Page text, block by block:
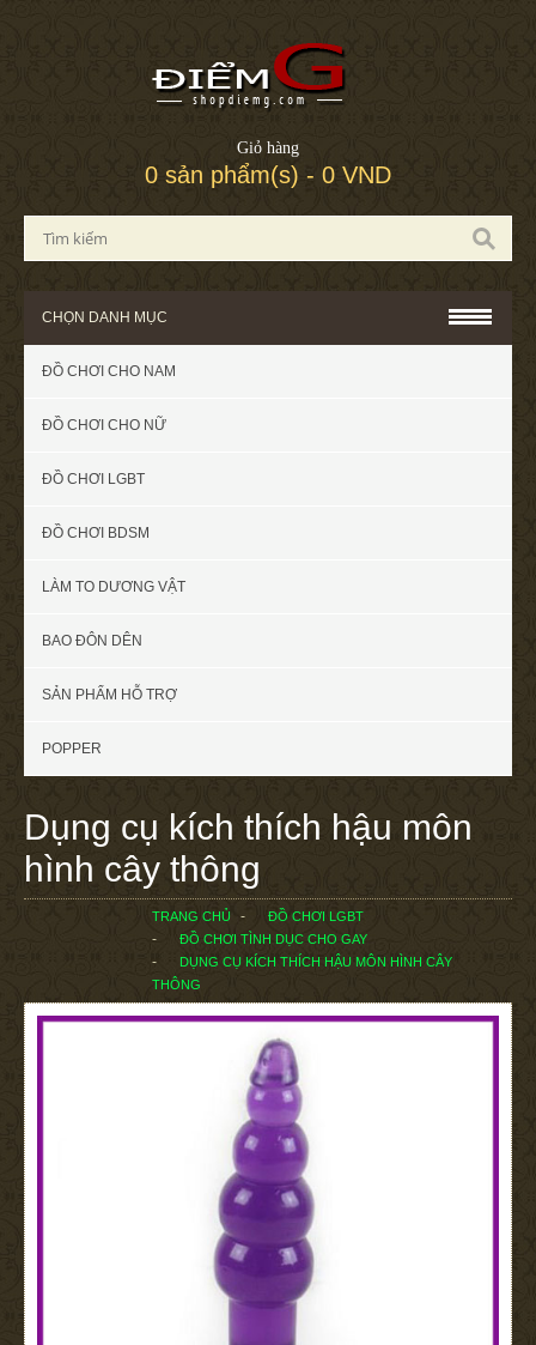
Giỏ hàng
0 sản phẩm(s) - 0 VND
CHỌN DANH MỤC
ĐỒ CHƠI CHO NAM
ĐỒ CHƠI CHO NỮ
ĐỒ CHƠI LGBT
ĐỒ CHƠI BDSM
LÀM TO DƯƠNG VẬT
BAO ĐÔN DÊN
SẢN PHẨM HỖ TRỢ
POPPER
Dụng cụ kích thích hậu môn
hình cây thông
TRANG CHỦ
ĐỒ CHƠI LGBT
ĐỒ CHƠI TÌNH DỤC CHO GAY
DỤNG CỤ KÍCH THÍCH HẬU MÔN HÌNH CÂY
THÔNG